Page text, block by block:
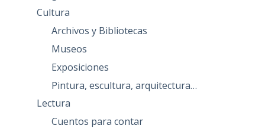
Cultura
Archivos y Bibliotecas
Museos
Exposiciones
Pintura, escultura, arquitectura…
Lectura
Cuentos para contar